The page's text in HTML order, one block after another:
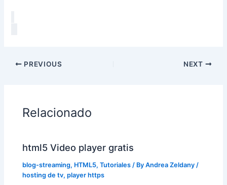
PREVIOUS NEXT
Relacionado
html5 Video player gratis
blog-streaming, HTML5,Tutoriales / ByAndrea Zeldany /
hosting de tv,player https